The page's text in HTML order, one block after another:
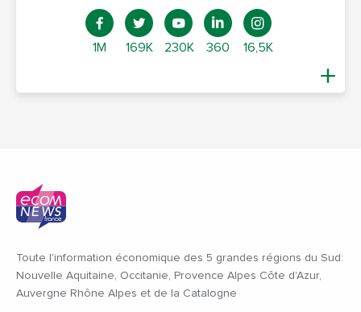
1M 169K 230K 360 16,5K
Toute l'information économique des 5 grandes régions du Sud:
Nouvelle Aquitaine, Occitanie, Provence Alpes Côte d'Azur,
Auvergne Rhône Alpes et de la Catalogne